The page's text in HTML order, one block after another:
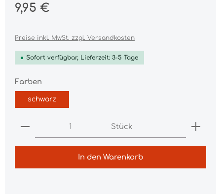
Regulärer Preis:
9,95 €
Preise inkl. MwSt. zzgl. Versandkosten
Sofort verfügbar, Lieferzeit: 3-5 Tage
Farben
schwarz
Produkt Anzahl: Gib den gewünschten
Stück
In den Warenkorb